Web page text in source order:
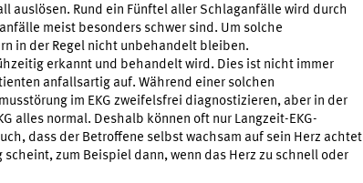
auslösen. Rund ein Fünftel aller Schlaganfälle wird durch
meist besonders schwer sind. Um solche
in der Regel nicht unbehandelt bleiben.
erkannt und behandelt wird. Dies ist nicht immer
anfallsartig auf. Während einer solchen
im EKG zweifelsfrei diagnostizieren, aber in der
alles normal. Deshalb können oft nur Langzeit-EKG-
dass der Betroffene selbst wachsam auf sein Herz achtet
zum Beispiel dann, wenn das Herz zu schnell oder